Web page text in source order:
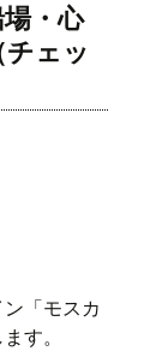
・心
ェッ
「モスカ
す。